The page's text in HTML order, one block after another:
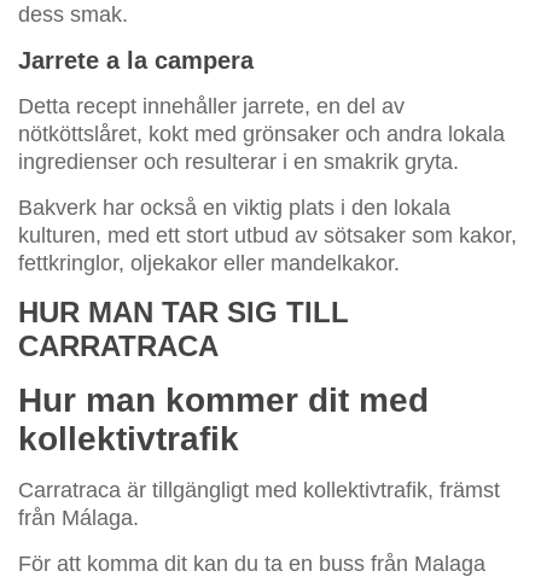
dess smak.
Jarrete a la campera
Detta recept innehåller jarrete, en del av
nötköttslåret, kokt med grönsaker och andra lokala
ingredienser och resulterar i en smakrik gryta.
Bakverk har också en viktig plats i den lokala
kulturen, med ett stort utbud av sötsaker som kakor,
fettkringlor, oljekakor eller mandelkakor.
HUR MAN TAR SIG TILL
CARRATRACA
Hur man kommer dit med
kollektivtrafik
Carratraca är tillgängligt med kollektivtrafik, främst
från Málaga.
För att komma dit kan du ta en buss från Malaga